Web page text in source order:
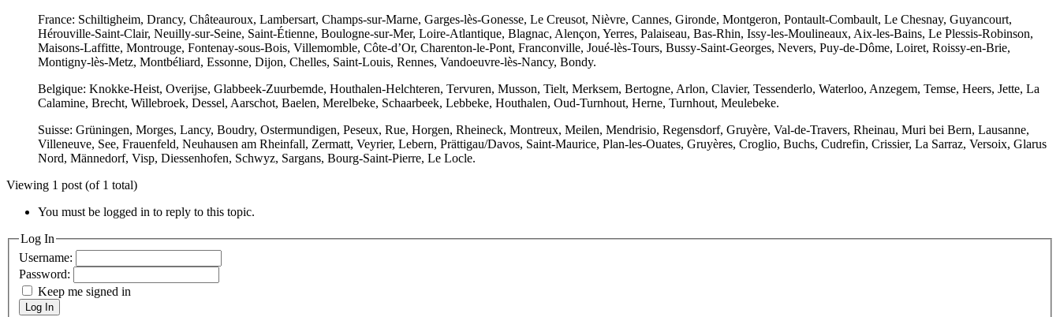
France: Schiltigheim, Drancy, Châteauroux, Lambersart, Champs-sur-Marne, Garges-lès-Gonesse, Le Creusot, Nièvre, Cannes, Gironde, Montgeron, Pontault-Combault, Le Chesnay, Guyancourt,
Hérouville-Saint-Clair, Neuilly-sur-Seine, Saint-Étienne, Boulogne-sur-Mer, Loire-Atlantique, Blagnac, Alençon, Yerres, Palaiseau, Bas-Rhin, Issy-les-Moulineaux, Aix-les-Bains, Le Plessis-Robinson,
Maisons-Laffitte, Montrouge, Fontenay-sous-Bois, Villemomble, Côte-d’Or, Charenton-le-Pont, Franconville, Joué-lès-Tours, Bussy-Saint-Georges, Nevers, Puy-de-Dôme, Loiret, Roissy-en-Brie,
Montigny-lès-Metz, Montbéliard, Essonne, Dijon, Chelles, Saint-Louis, Rennes, Vandoeuvre-lès-Nancy, Bondy.
Belgique: Knokke-Heist, Overijse, Glabbeek-Zuurbemde, Houthalen-Helchteren, Tervuren, Musson, Tielt, Merksem, Bertogne, Arlon, Clavier, Tessenderlo, Waterloo, Anzegem, Temse, Heers, Jette, La
Calamine, Brecht, Willebroek, Dessel, Aarschot, Baelen, Merelbeke, Schaarbeek, Lebbeke, Houthalen, Oud-Turnhout, Herne, Turnhout, Meulebeke.
Suisse: Grüningen, Morges, Lancy, Boudry, Ostermundigen, Peseux, Rue, Horgen, Rheineck, Montreux, Meilen, Mendrisio, Regensdorf, Gruyère, Val-de-Travers, Rheinau, Muri bei Bern, Lausanne,
Villeneuve, See, Frauenfeld, Neuhausen am Rheinfall, Zermatt, Veyrier, Lebern, Prättigau/Davos, Saint-Maurice, Plan-les-Ouates, Gruyères, Croglio, Buchs, Cudrefin, Crissier, La Sarraz, Versoix, Glarus
Nord, Männedorf, Visp, Diessenhofen, Schwyz, Sargans, Bourg-Saint-Pierre, Le Locle.
Viewing 1 post (of 1 total)
You must be logged in to reply to this topic.
Log In
Username:
Password:
Keep me signed in
Log In